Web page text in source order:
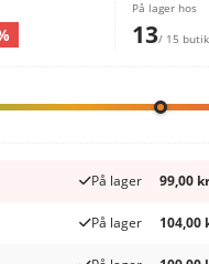
På lager hos
13/ 15
På lager 99,00
På lager 104,00